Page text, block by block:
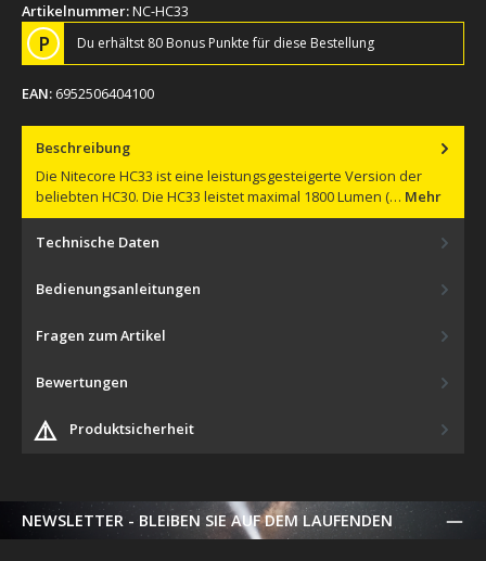
Artikelnummer:NC-HC33
P Du erhältst 80 Bonus Punkte für diese Bestellung
EAN: 6952506404100
Beschreibung
Die Nitecore HC33 ist eine leistungsgesteigerte Version der
beliebten HC30. Die HC33 leistet maximal 1800 Lumen (… Mehr
Technische Daten
Bedienungsanleitungen
⚠️ Produktsicherheit
Fragen zum Artikel
Bewertungen
NEWSLETTER - BLEIBEN SIE AUF DEM LAUFENDEN